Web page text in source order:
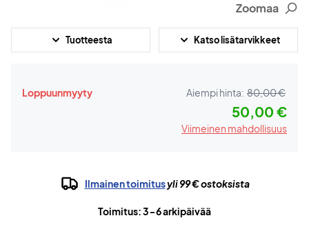
Zoomaa
Tuotteesta Katso lisätarvikkeet
Loppuunmyyty Aiempi hinta: 80,00 €
50,00 €
Viimeinen mahdollisuus
Ilmainen toimitusyli 99 € ostoksista
Toimitus: 3-6 arkipäivää